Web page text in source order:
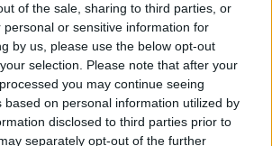
of the sale, sharing to third parties, or
personal or sensitive information for
by us, please use the below opt-out
selection. Please note that after your
you may continue seeing
based on personal information utilized by
disclosed to third parties prior to
separately opt-out of the further
στην
ανατροπή, τη στηρίζουμε
συντροφικά
δίπλα και όχι απέναντι.
λάθος η αντιπαράθεση, αλλά